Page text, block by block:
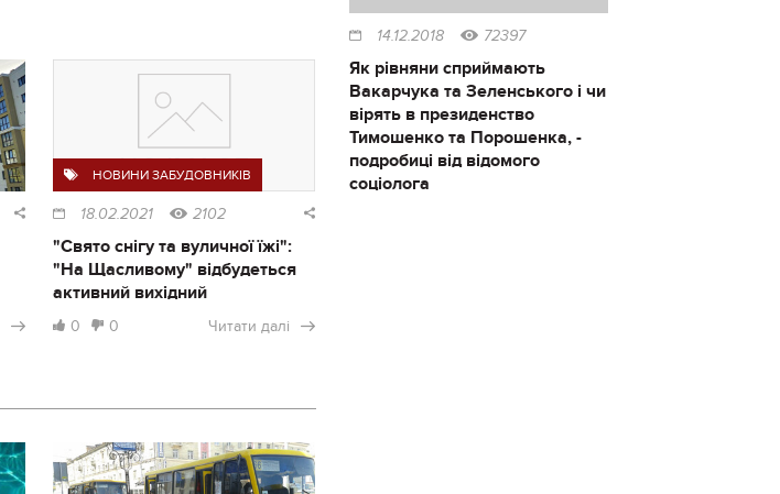
НОВИНИ ЗАБУДОВНИКІВ
18.02.2021 2102
"Свято снігу та вуличної їжі":
"На Щасливому" відбудеться
активний вихідний
0 0 Читати далі
14.12.2018 72397
Як рівняни сприймають
Вакарчука та Зеленського і чи
вірять в президенство
Тимошенко та Порошенка, -
подробиці від відомого
соціолога